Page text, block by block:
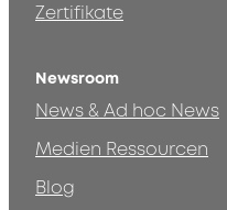
Zertifikate
Newsroom
News & Ad hoc News
Medien Ressourcen
Blog